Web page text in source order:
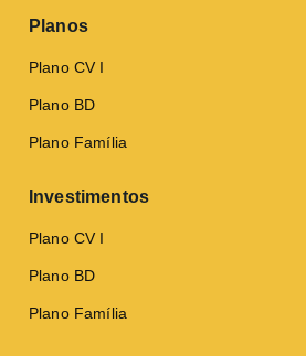
Planos
Plano CV I
Plano BD
Plano Família
Investimentos
Plano CV I
Plano BD
Plano Família